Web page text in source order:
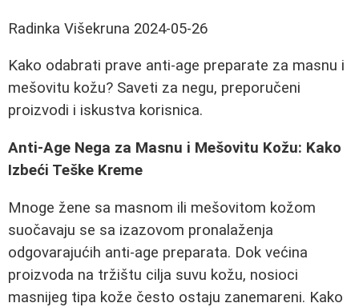
Radinka Višekruna 2024-05-26
Kako odabrati prave anti-age preparate za masnu i
mešovitu kožu? Saveti za negu, preporučeni
proizvodi i iskustva korisnica.
Anti-Age Nega za Masnu i Mešovitu Kožu: Kako
Izbeći Teške Kreme
Mnoge žene sa masnom ili mešovitom kožom
suočavaju se sa izazovom pronalaženja
odgovarajućih anti-age preparata. Dok većina
proizvoda na tržištu cilja suvu kožu, nosioci
masnijeg tipa kože često ostaju zanemareni. Kako